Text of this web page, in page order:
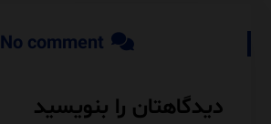
No comment
دیدگاهتان را بنویسید